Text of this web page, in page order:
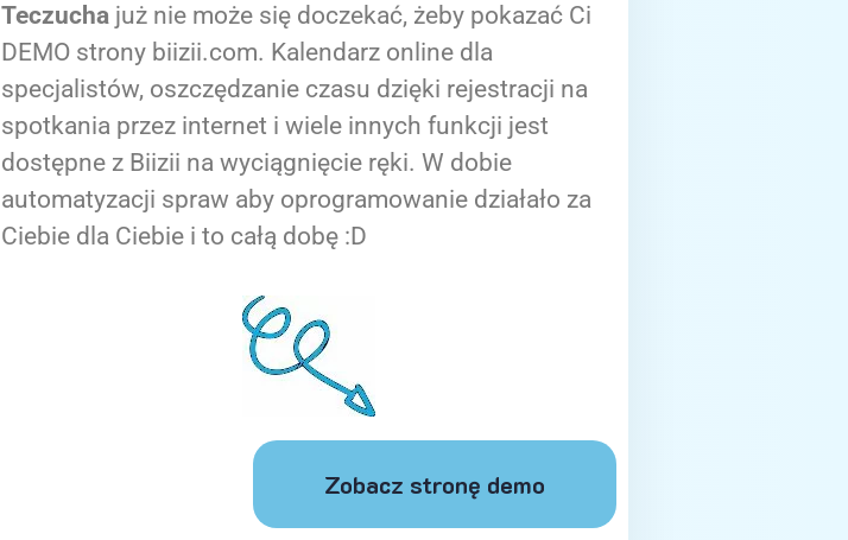
Teczucha już nie może się doczekać, żeby pokazać Ci
DEMO strony biizii.com. Kalendarz online dla
specjalistów, oszczędzanie czasu dzięki rejestracji na
spotkania przez internet i wiele innych funkcji jest
dostępne z Biizii na wyciągnięcie ręki. W dobie
automatyzacji spraw aby oprogramowanie działało za
Ciebie dla Ciebie i to całą dobę :D
Zobacz stronę demo